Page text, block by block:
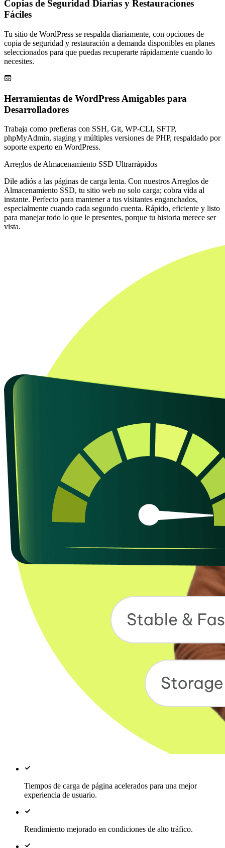
Copias de Seguridad Diarias y Restauraciones
Fáciles
Tu sitio de WordPress se respalda diariamente, con opciones de
copia de seguridad y restauración a demanda disponibles en planes
seleccionados para que puedas recuperarte rápidamente cuando lo
necesites.

Herramientas de WordPress Amigables para
Desarrolladores
Trabaja como prefieras con SSH, Git, WP-CLI, SFTP,
phpMyAdmin, staging y múltiples versiones de PHP, respaldado por
soporte experto en WordPress.
Arreglos de Almacenamiento SSD Ultrarrápidos
Dile adiós a las páginas de carga lenta. Con nuestros Arreglos de
Almacenamiento SSD, tu sitio web no solo carga; cobra vida al
instante. Perfecto para mantener a tus visitantes enganchados,
especialmente cuando cada segundo cuenta. Rápido, eficiente y listo
para manejar todo lo que le presentes, porque tu historia merece ser
vista.
Tiempos de carga de página acelerados para una mejor
experiencia de usuario.
Rendimiento mejorado en condiciones de alto tráfico.